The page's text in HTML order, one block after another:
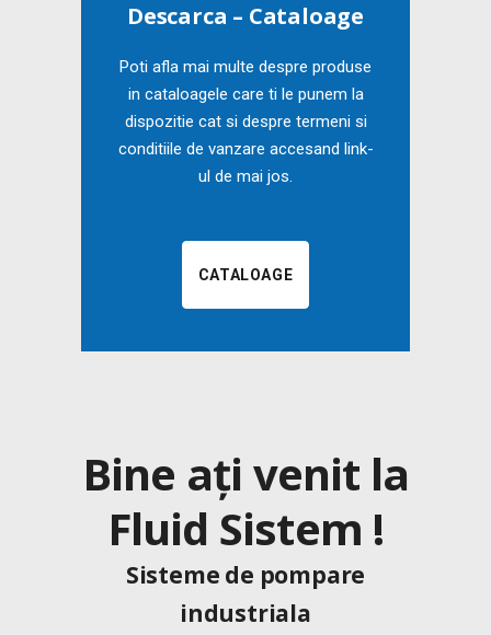
Descarca – Cataloage
Poti afla mai multe despre produse
in cataloagele care ti le punem la
dispozitie cat si despre termeni si
conditiile de vanzare accesand link-
ul de mai jos.
CATALOAGE
Bine ați venit la
Fluid Sistem !
Sisteme de pompare
industriala